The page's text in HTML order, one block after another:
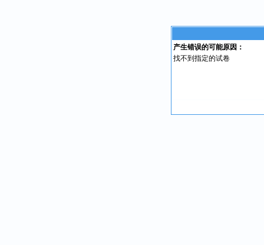
产生错误的可能原因：
找不到指定的试卷